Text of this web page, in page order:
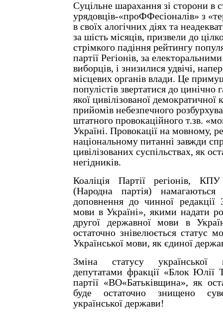
Суцільне шарахання зі сторони в
урядовців-«проФФесіоналів» з
в своїх алогічних діях та
за шість місяців, призвели до
стрімкого падіння рейтингу
партії Регіонів, за
виборців, і знизилися удвічі,
місцевих органів влади. Це
популістів звертатися до цинічно
якої цивілізованої демократичної
прийомів небезпечного
штатного провокаційного т.зв.
Україні. Провокації на мовному,
національному питанні завжди
цивілізованих суспільствах, як
негідників.
Коаліція Партії регіонів,
(Народна партія)
доповнення до чинної
мови в Україні», якими надати
другої державної мови в
остаточно знівелюється статус
Української мови, як єдиної
Зміна статусу української
депутатами фракції «Блок
партії «ВО«Батьківщина», як
буде остаточно знищено
української держави!